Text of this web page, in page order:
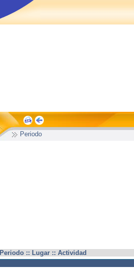
Periodo
Periodo :: Lugar :: Actividad